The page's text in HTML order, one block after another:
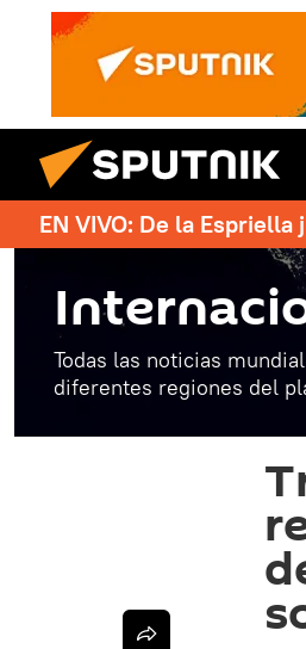
EN VIVO: De la
Todas las noticias
diferentes regiones del